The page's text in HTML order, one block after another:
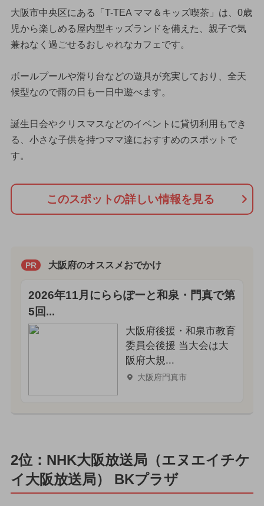
大阪市中央区にある「T-TEA ママ＆キッズ喫茶」は、0歳
児から楽しめる屋内型キッズランドを備えた、親子で気
兼ねなく過ごせるおしゃれなカフェです。
ボールプールや滑り台などの遊具が充実しており、全天
候型なので雨の日も一日中遊べます。
誕生日会やクリスマスなどのイベントに貸切利用もでき
る、小さな子供を持つママ達におすすめのスポットで
す。
このスポットの詳しい情報を見る
PR 大阪府のオススメおでかけ
2026年11月にららぽーと和泉・門真で第
5回...
大阪府後援・和泉市教育
委員会後援 当大会は大
阪府大規...
大阪府門真市
2位：NHK大阪放送局（エヌエイチケ
イ大阪放送局） BKプラザ